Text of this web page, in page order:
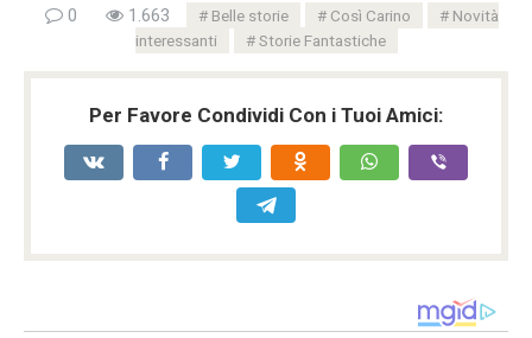
0 1.663 Belle storie Così Carino
Novità
interessanti
Storie Fantastiche
Per Favore Condividi Con i Tuoi Amici: